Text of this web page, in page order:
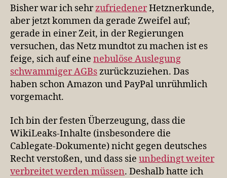
Zweifel
über
Kundenverhältnis)
Bisher war ich sehrzufriedenerHetznerkunde,
aber jetzt kommen da gerade Zweifel auf;
gerade in einer Zeit, in der Regierungen
versuchen, das Netz mundtot zu machen ist es
feige, sich auf eine nebulöse Auslegung
schwammiger AGBszurückzuziehen. Das
haben schon Amazon und PayPal unrühmlich
vorgemacht.
Ich bin der festen Überzeugung, dass die
WikiLeaks-Inhalte (insbesondere die
Cablegate-Dokumente) nicht gegen deutsches
Recht verstoßen, und dass sie unbedingt weiter
verbreitet werden müssen. Deshalb hatte ich